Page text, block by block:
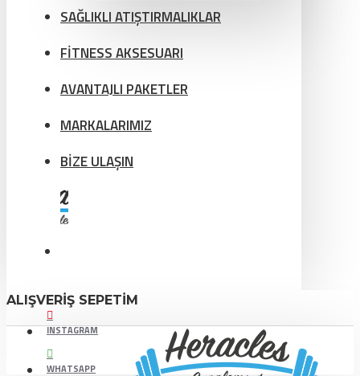
SAĞLIKLI ATIŞTIRMALIKLAR
FİTNESS AKSESUARI
AVANTAJLI PAKETLER
MARKALARIMIZ
BİZE ULAŞIN
ALIŞVERIŞ SEPETIM
INSTAGRAM
WHATSAPP